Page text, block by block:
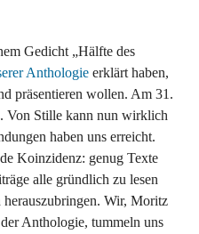
Gedicht „Hälfte des
Anthologie erklärt haben,
präsentieren wollen. Am 31.
Von Stille kann nun wirklich
haben uns erreicht.
Koinzidenz: genug Texte
alle gründlich zu lesen
Wir, Moritz
Anthologie, tummeln uns